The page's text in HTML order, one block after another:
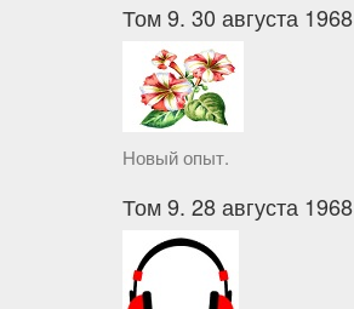
Том 9. 30 августа 1968
Новый опыт.
Том 9. 28 августа 1968